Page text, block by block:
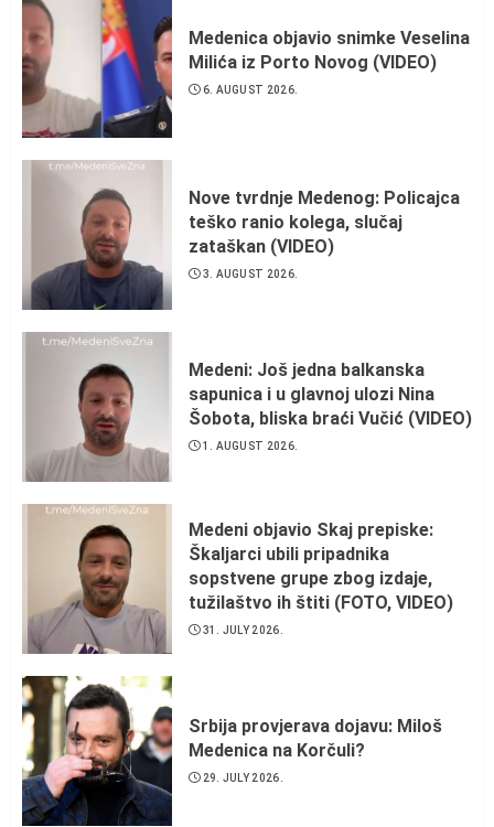
Medenica objavio snimke Veselina
Milića iz Porto Novog (VIDEO)
6. AUGUST 2026.
Nove tvrdnje Medenog: Policajca
teško ranio kolega, slučaj
zataškan (VIDEO)
3. AUGUST 2026.
Medeni: Još jedna balkanska
sapunica i u glavnoj ulozi Nina
Šobota, bliska braći Vučić (VIDEO)
1. AUGUST 2026.
Medeni objavio Skaj prepiske:
Škaljarci ubili pripadnika
sopstvene grupe zbog izdaje,
tužilaštvo ih štiti (FOTO, VIDEO)
31. JULY 2026.
Srbija provjerava dojavu: Miloš
Medenica na Korčuli?
29. JULY 2026.